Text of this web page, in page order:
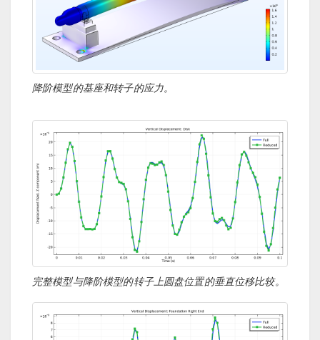
降阶模型的基座和转子的应力。
完整模型与降阶模型的转子上圆盘位置的垂直位移比较。